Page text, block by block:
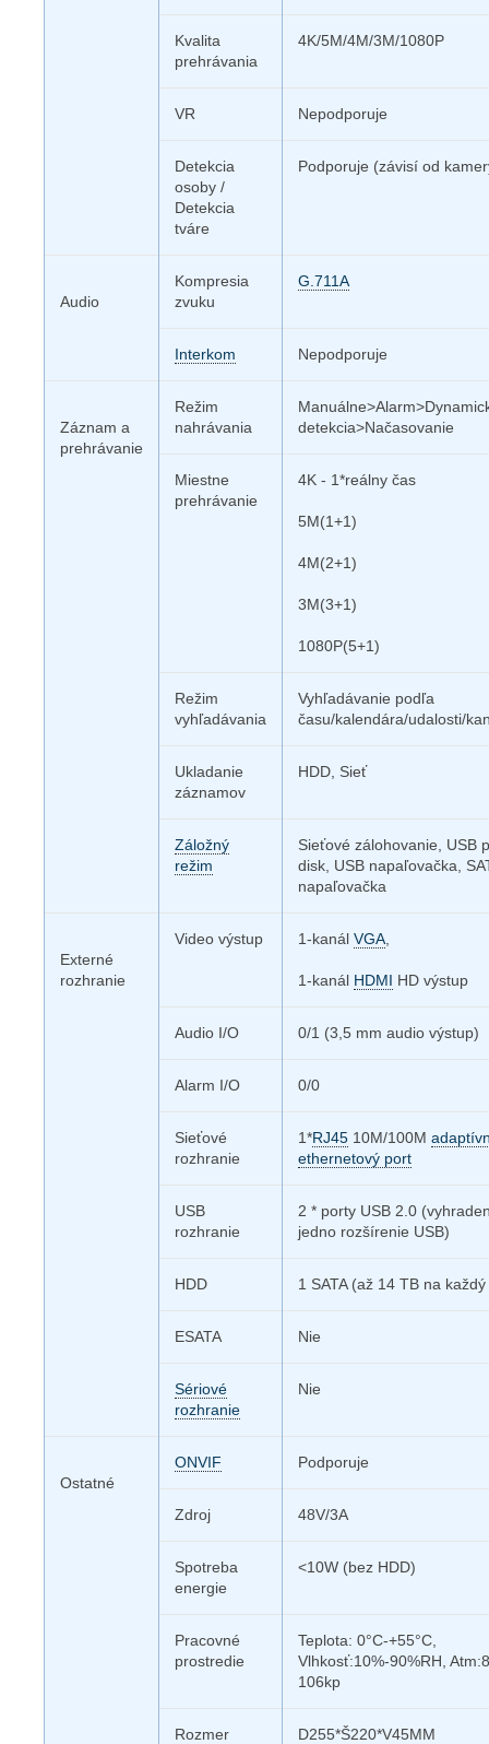
Kvalita
prehrávania
4K/5M/4M/3M/1080P
VR Nepodporuje
Detekcia
osoby /
Detekcia
tváre
Podporuje (závisí od
Audio
Kompresia
zvuku
G.711A
Interkom Nepodporuje
Záznam a
prehrávanie
Režim
nahrávania
detekcia>Načasovanie
Miestne
prehrávanie
4K - 1*reálny čas
5M(1+1)
4M(2+1)
3M(3+1)
1080P(5+1)
Režim
vyhľadávania
Vyhľadávanie podľa
času/kalendára/udalosti/
Ukladanie
záznamov
HDD, Sieť
Záložný
režim
Sieťové zálohovanie, USB
disk, USB napaľovačka,
napaľovačka
Externé
rozhranie
Video výstup 1-kanál VGA,
1-kanál HDMI HD výstup
Audio I/O 0/1 (3,5 mm audio výstup)
Alarm I/O 0/0
Sieťové
rozhranie
1*RJ45 10M/100M
ethernetový port
USB
rozhranie
2 * porty USB 2.0
jedno rozšírenie USB)
HDD 1 SATA (až 14 TB na
ESATA Nie
Sériové
rozhranie
Nie
Ostatné
ONVIF Podporuje
Zdroj 48V/3A
Spotreba
energie
<10W (bez HDD)
Pracovné
prostredie
Teplota: 0°C-+55°C,
Vlhkosť:10%-90%RH,
106kp
Rozmer D255*Š220*V45MM